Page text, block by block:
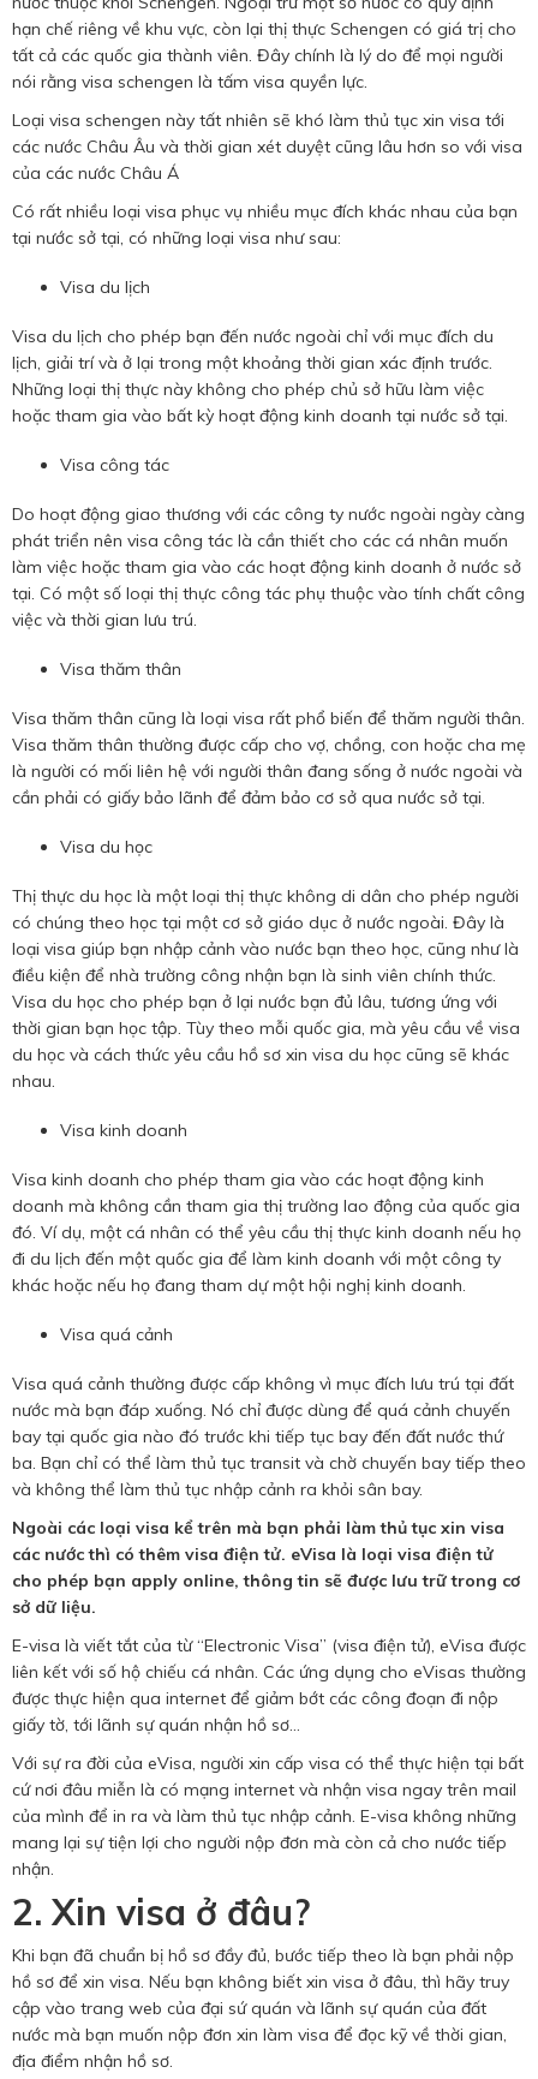
hạn chế riêng về khu vực, còn lại thị thực Schengen có giá trị cho
tất cả các quốc gia thành viên. Đây chính là lý do để mọi người
nói rằng visa schengen là tấm visa quyền lực.
Loại visa schengen này tất nhiên sẽ khó làm thủ tục xin visa tới
các nước Châu Âu và thời gian xét duyệt cũng lâu hơn so với visa
của các nước Châu Á
Có rất nhiều loại visa phục vụ nhiều mục đích khác nhau của bạn
tại nước sở tại, có những loại visa như sau:
Visa du lịch
Visa du lịch cho phép bạn đến nước ngoài chỉ với mục đích du
lịch, giải trí và ở lại trong một khoảng thời gian xác định trước.
Những loại thị thực này không cho phép chủ sở hữu làm việc
hoặc tham gia vào bất kỳ hoạt động kinh doanh tại nước sở tại.
Visa công tác
Do hoạt động giao thương với các công ty nước ngoài ngày càng
phát triển nên visa công tác là cần thiết cho các cá nhân muốn
làm việc hoặc tham gia vào các hoạt động kinh doanh ở nước sở
tại. Có một số loại thị thực công tác phụ thuộc vào tính chất công
việc và thời gian lưu trú.
Visa thăm thân
Visa thăm thân cũng là loại visa rất phổ biến để thăm người thân.
Visa thăm thân thường được cấp cho vợ, chồng, con hoặc cha mẹ
là người có mối liên hệ với người thân đang sống ở nước ngoài và
cần phải có giấy bảo lãnh để đảm bảo cơ sở qua nước sở tại.
Visa du học
Thị thực du học là một loại thị thực không di dân cho phép người
có chúng theo học tại một cơ sở giáo dục ở nước ngoài. Đây là
loại visa giúp bạn nhập cảnh vào nước bạn theo học, cũng như là
điều kiện để nhà trường công nhận bạn là sinh viên chính thức.
Visa du học cho phép bạn ở lại nước bạn đủ lâu, tương ứng với
thời gian bạn học tập. Tùy theo mỗi quốc gia, mà yêu cầu về visa
du học và cách thức yêu cầu hồ sơ xin visa du học cũng sẽ khác
nhau.
Visa kinh doanh
Visa kinh doanh cho phép tham gia vào các hoạt động kinh
doanh mà không cần tham gia thị trường lao động của quốc gia
đó. Ví dụ, một cá nhân có thể yêu cầu thị thực kinh doanh nếu họ
đi du lịch đến một quốc gia để làm kinh doanh với một công ty
khác hoặc nếu họ đang tham dự một hội nghị kinh doanh.
Visa quá cảnh
Visa quá cảnh thường được cấp không vì mục đích lưu trú tại đất
nước mà bạn đáp xuống. Nó chỉ được dùng để quá cảnh chuyến
bay tại quốc gia nào đó trước khi tiếp tục bay đến đất nước thứ
ba. Bạn chỉ có thể làm thủ tục transit và chờ chuyến bay tiếp theo
và không thể làm thủ tục nhập cảnh ra khỏi sân bay.
Ngoài các loại visa kể trên mà bạn phải làm thủ tục xin visa
các nước thì có thêm visa điện tử. eVisa là loại visa điện tử
cho phép bạn apply online, thông tin sẽ được lưu trữ trong cơ
sở dữ liệu.
E-visa là viết tắt của từ “Electronic Visa” (visa điện tử), eVisa được
liên kết với số hộ chiếu cá nhân. Các ứng dụng cho eVisas thường
được thực hiện qua internet để giảm bớt các công đoạn đi nộp
giấy tờ, tới lãnh sự quán nhận hồ sơ…
Với sự ra đời của eVisa, người xin cấp visa có thể thực hiện tại bất
cứ nơi đâu miễn là có mạng internet và nhận visa ngay trên mail
của mình để in ra và làm thủ tục nhập cảnh. E-visa không những
mang lại sự tiện lợi cho người nộp đơn mà còn cả cho nước tiếp
nhận.
2. Xin visa ở đâu?
Khi bạn đã chuẩn bị hồ sơ đầy đủ, bước tiếp theo là bạn phải nộp
hồ sơ để xin visa. Nếu bạn không biết xin visa ở đâu, thì hãy truy
cập vào trang web của đại sứ quán và lãnh sự quán của đất
nước mà bạn muốn nộp đơn xin làm visa để đọc kỹ về thời gian,
địa điểm nhận hồ sơ.